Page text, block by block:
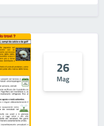
26
Mag